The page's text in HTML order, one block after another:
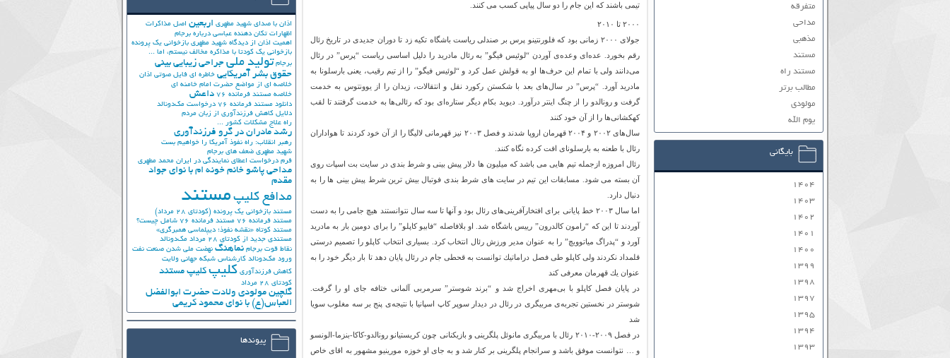
تیمی باشند که این جام را دو سال پیاپی کسب می کنند.
۲۰۰۰ تا ۲۰۱۰
جولای ۲۰۰۰ زمانی بود كه فلورنتینو پرس بر صندلی ریاست باشگاه تكیه زد تا دوران جدیدی در تاریخ رئال
رقم بخورد. عده‌ای وعده‌ی آوردن “لوئیس فیگو” به رئال مادرید را دلیل اساسی ریاست “پرس” در رئال
می‌دانند ولی با تمام این حرف‌ها او به قولش عمل كرد و “لوئیس فیگو” را از تیم رقیب، یعنی بارسلونا به
مادرید آورد. “پرس” در سال‌های بعد با شكستن ركورد نقل و انتقالات، زیدان را از یوونتوس به خدمت
گرفت و رونالدو را از چنگ اینتر درآورد. دیوید بكام دیگر ستاره‌ای بود كه رئالی‌ها به خدمت گرفتند تا لقب
كهكشانی‌ها را از آن خود كنند
سال‌های ۲۰۰۲ و ۲۰۰۴ قهرمان اروپا شدند و فصل ۲۰۰۳ نیز قهرمانی لالیگا را از آن خود كردند تا هواداران
رئال با طعنه به بارسلونای افت كرده نگاه كنند.
رئال امروزه ازجمله تیم هایی می باشد که میلیون ها دلار پیش بینی و شرط بندی در سایت بت اسپات روی
آن بسته می شود. مسابقات این تیم در سایت های شرط بندی فوتبال بیش ترین شرط پیش بینی ها را به
دنبال دارد.
اما سال ۲۰۰۳ خط پایانی برای افتخارآفرینی‌های رئال بود و آنها تا سه سال نتوانستند هیچ جامی را به دست
آوردند تا این كه “رامون كالدرون” رییس باشگاه شد. او بلافاصله “فابیو كاپلو” را برای دومین بار به مادرید
آورد و “پدراگ میاتوویچ” را به عنوان مدیر ورزش رئال انتخاب كرد. بسیاری انتخاب كاپلو را تصمیم درستی
قلمداد نكردند ولی كاپلو طی فصل دراماتیك توانست به قحطی جام در رئال پایان دهد تا بار دیگر خود را به
عنوان یك قهرمان معرفی كند
در پایان فصل كاپلو با بی‌مهری اخراج شد و “برند شوستر” سرمربی آلمانی ختافه جای او را گرفت.
شوستر در نخستین تجربه‌ی مربیگری در رئال در دیدار سوپر كاپ اسپانیا با نتیجه‌ی پنج بر سه مغلوب سویا
شد
در فصل ۲۰۰۹-۲۰۱۰ رئال با مربیگری مانوئل پلگرینی و بازیکنانی چون کریستیانو رونالدو-کاکا-بنزما-الونسو
و … نتوانست موفق باشد و سرانجام پلگرینی بر کنار شد و به جای او خوزه مورینیو مشهور به اقای خاص
متفرقه
مداحی
مذهبی
مستند
مستند راه
مطالب برتر
مولودی
یوم الله
بایگانی
۱۴۰۴
۱۴۰۳
۱۴۰۲
۱۴۰۱
۱۴۰۰
۱۳۹۹
۱۳۹۸
۱۳۹۷
۱۳۹۵
۱۳۹۴
۱۳۹۳
اذان با صدای شهید مطهری اربعین اصل مذاکرات
اظهارات تکان دهنده عباسی درباره برجام
اهمیت اذان از دیدگاه شهید مطهری بازخوانی یک پرونده
بازخوانی یک کودتا با مذاکره مخالف نیستم، اما ...
برجام تولید ملی جراحی زیبایی بینی
حقوق بشر آمریکایی خاطره ای فایل صوتی اذان
خلاصه ای از مواضع حضرت امام خامنه ای
خلاصه مستند فرمانده 76
داعش
دانلود مستند فرمانده 76
درخواست مک‌دونالد
دلایل کاهش فرزندآوری از زبان مردم
راه علاج مشکلات کشور ...
رشد مادران در گرو فرزندآوری
رهبر انقلاب: راه نفوذ آمریکا را خواهیم بست
شهید مطهری ضعف های برجام
فرم درخواست اعطای نمایندگی در ایران محمد مطهری
مداحی پاشو خانم خونه ام با نوای جواد
مقدم
مدافع کلیپ مستند
مستند بازخوانی یک پرونده (کودتای 28 مرداد)
مستند فرمانده 76
مستند فرمانده 76 شامل چیست؟
مستند کوتاه «نقشه نفوذ؛ دیپلماسی همبرگری»
مستندی جدید از کودتای 28 مرداد
مک‌دونالد
نقاط قوت برجام نماهنگ نهضت ملي شدن صنعت نفت
ورود مک‌دونالد کارشناس شبکه جهانی ولایت
کاهش فرزندآوری کلیپ کلیپ مستند
کودتای 28 مرداد
گلچین مولودی ولادت حضرت ابوالفضل
العباس(ع) با نوای محمود کریمی
پیوندها